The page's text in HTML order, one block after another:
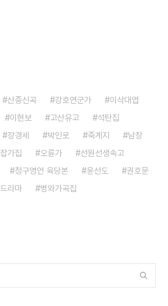
산중신곡 강호연군가
이삭대엽
이현보 고산유고
석탄집
장경세 박인로 죽계지
남창
잡가집 오륜가
선원선생속고
청구영언 육당본 윤선도
권호문
드라마 병와가곡집